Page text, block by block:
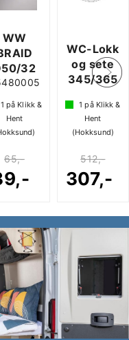
WW
32
1 på Klikk &
Hent
65,-
WC-Lokk
og sete
345/365
1 på Klikk &
Hent
(Hokksund)
512,-
307,-